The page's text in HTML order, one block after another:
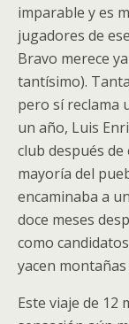
imparable y es
jugadores de
Bravo merece
tantísimo).
pero sí reclama
un año, Luis
club después
mayoría del
encaminaba a
doce meses
como
yacen
Este viaje de 12